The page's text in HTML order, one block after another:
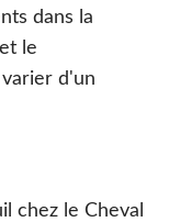
dans la
le
d'un
chez le Cheval